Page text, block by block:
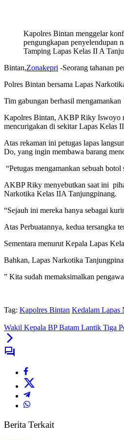
Kapolres Bintan menggelar
pengungkapan penyelendupan
Tamping Lapas Kelas II A
Bintan,Zonakepri -Seorang tahanan
Polres Bintan bersama Lapas
Tim gabungan berhasil
Kapolres Bintan, AKBP Riky Iswoyo
mencurigakan di sekitar Lapas Kelas
Atas rekaman ini petugas lapas
Do, yang ingin membawa barang
“Petugas mengamankan sebuah
AKBP Riky menyebutkan saat ini
Narkotika Kelas IIA Tanjungpinang.
“Sejauh ini mereka hanya sebagai
Atas Perbuatannya, kedua tersangka
Sementara menurut Kepala Lapas
Bahkan, Lapas Narkotika
” Kita sudah memaksimalkan
Tag: Kapolres Bintan Kedalam Lapas
Wakil Kepala BP Batam Lantik Tiga
Berita Terkait